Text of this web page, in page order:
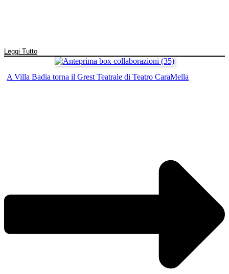
Leggi Tutto
A Villa Badia torna il Grest Teatrale di Teatro CaraMella